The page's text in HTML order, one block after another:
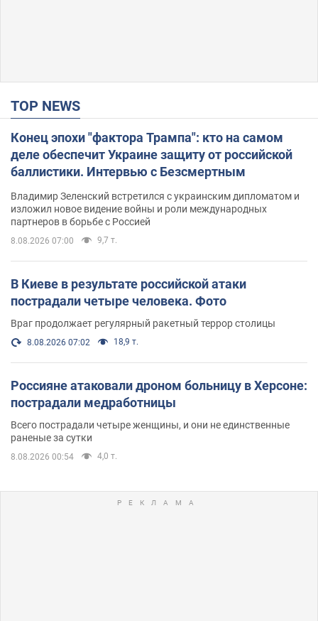
TOP NEWS
Конец эпохи "фактора Трампа": кто на самом
деле обеспечит Украине защиту от российской
баллистики. Интервью с Безсмертным
Владимир Зеленский встретился с украинским дипломатом и
изложил новое видение войны и роли международных
партнеров в борьбе с Россией
8.08.2026 07:00 9,7 т.
В Киеве в результате российской атаки
пострадали четыре человека. Фото
Враг продолжает регулярный ракетный террор столицы
8.08.2026 07:02 18,9 т.
Россияне атаковали дроном больницу в Херсоне:
пострадали медработницы
Всего пострадали четыре женщины, и они не единственные
раненые за сутки
8.08.2026 00:54 4,0 т.